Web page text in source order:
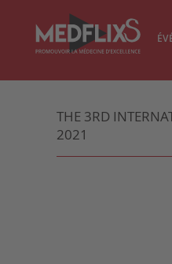
THE 3RD
2021